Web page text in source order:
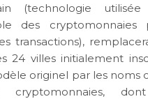
(technologie
des cryptomonnaies
transactions),
24 villes initialement
originel par les noms
cryptomonnaies,